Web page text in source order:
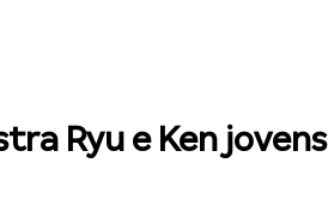
Ryu e Ken jovens